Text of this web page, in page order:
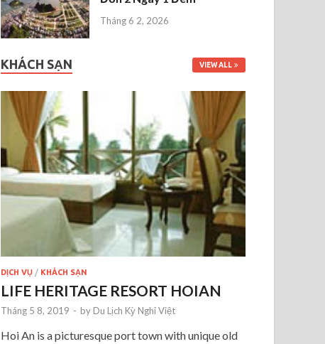
Tháng 6 2, 2026
KHÁCH SẠN VIEW ALL
DỊCH VỤ / KHÁCH SẠN
LIFE HERITAGE RESORT HOIAN
Tháng 5 8, 2019 - by Du Lịch Kỳ Nghỉ Việt
Hoi An is a picturesque port town with unique old